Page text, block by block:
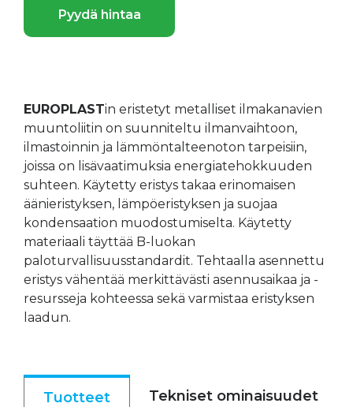
Pyydä hintaa
EUROPLASTin eristetyt metalliset ilmakanavien
muuntoliitin on suunniteltu ilmanvaihtoon,
ilmastoinnin ja lämmöntalteenoton tarpeisiin,
joissa on lisävaatimuksia energiatehokkuuden
suhteen. Käytetty eristys takaa erinomaisen
äänieristyksen, lämpöeristyksen ja suojaa
kondensaation muodostumiselta. Käytetty
materiaali täyttää B-luokan
paloturvallisuusstandardit. Tehtaalla asennettu
eristys vähentää merkittävästi asennusaikaa ja -
resursseja kohteessa sekä varmistaa eristyksen
laadun.
Tuotteet Tekniset ominaisuudet